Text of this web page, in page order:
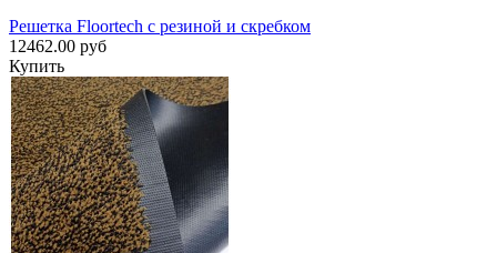
Решетка Floortech с резиной и скребком
12462.00 руб
Купить